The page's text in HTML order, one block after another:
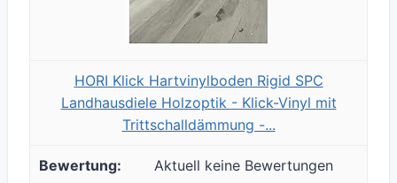
HORI Klick Hartvinylboden Rigid SPC
Landhausdiele Holzoptik - Klick-Vinyl mit
Trittschalldämmung -...
Aktuell keine Bewertungen